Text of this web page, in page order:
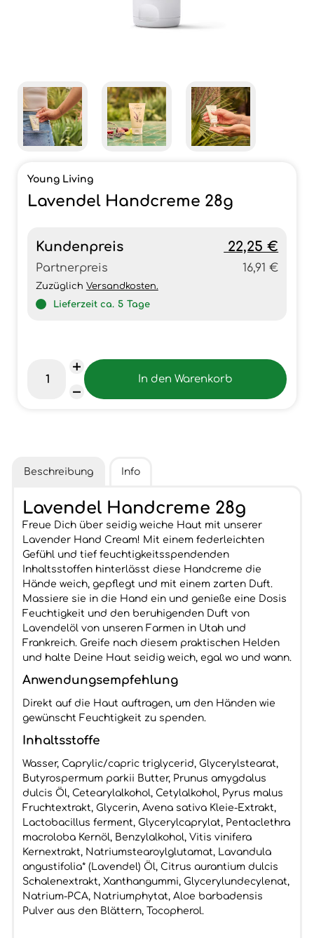
Young Living
Lavendel Handcreme 28g
Kundenpreis 22,25 €
Partnerpreis 16,91 €
Zuzüglich Versandkosten.
Lieferzeit ca. 5 Tage
Beschreibung Info
Lavendel Handcreme 28g
Freue Dich über seidig weiche Haut mit unserer
Lavender Hand Cream! Mit einem federleichten
Gefühl und tief feuchtigkeitsspendenden
Inhaltsstoffen hinterlässt diese Handcreme die
Hände weich, gepflegt und mit einem zarten Duft.
Massiere sie in die Hand ein und genieße eine Dosis
Feuchtigkeit und den beruhigenden Duft von
Lavendelöl von unseren Farmen in Utah und
Frankreich. Greife nach diesem praktischen Helden
und halte Deine Haut seidig weich, egal wo und wann.
Anwendungsempfehlung
Direkt auf die Haut auftragen, um den Händen wie
gewünscht Feuchtigkeit zu spenden.
Inhaltsstoffe
Wasser, Caprylic/capric triglycerid, Glycerylstearat,
Butyrospermum parkii Butter, Prunus amygdalus
dulcis Öl, Cetearylalkohol, Cetylalkohol, Pyrus malus
Fruchtextrakt, Glycerin, Avena sativa Kleie-Extrakt,
Lactobacillus ferment, Glycerylcaprylat, Pentaclethra
macroloba Kernöl, Benzylalkohol, Vitis vinifera
Kernextrakt, Natriumstearoylglutamat, Lavandula
angustifolia* (Lavendel) Öl, Citrus aurantium dulcis
Schalenextrakt, Xanthangummi, Glycerylundecylenat,
Natrium-PCA, Natriumphytat, Aloe barbadensis
Pulver aus den Blättern, Tocopherol.